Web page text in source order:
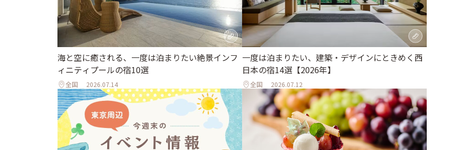
海と空に癒される、一度は泊まりたい絶景インフ
ィニティプールの宿10選
全国 2026.07.14
一度は泊まりたい、建築・デザインにときめく西
日本の宿14選【2026年】
全国 2026.07.12